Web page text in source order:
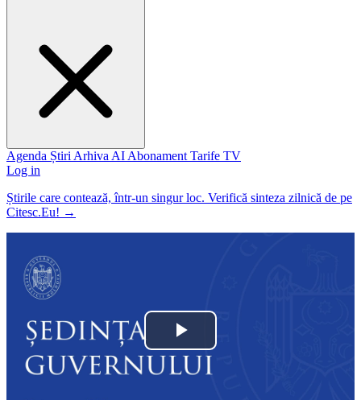
Agenda Știri Arhiva AI Abonament Tarife TV
Log in
Știrile care contează, într-un singur loc. Verifică sinteza zilnică de pe
Citesc.Eu! →
Play